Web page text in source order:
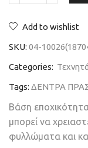
Add to wishlist
SKU: 04-
Categories:
Tags: ΔΕΝΤΡΑ
Βάση
μπορεί να
φυλλώματα και